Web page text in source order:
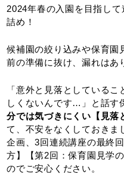
2024年春の入園を目指し
詰め！
候補園の絞り込みや保育
前の準備に抜け、漏れはあ
「意外と見落としている
しくないんです…」と話す
分では気づきにくい【見落
て、不安をなくしておき
企画、3回連続講座の最終
方】【第2回：保育園見学
のでご安心ください。